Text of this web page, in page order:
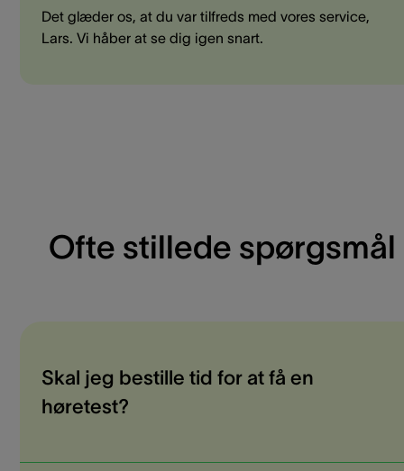
Det glæder os, at du var tilfreds med vores service,
Lars. Vi håber at se dig igen snart.
Ofte stillede spørgsmål
Skal jeg bestille tid for at få en
høretest?